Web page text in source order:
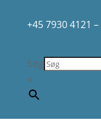
+45 7930 4121 –
Søg
×